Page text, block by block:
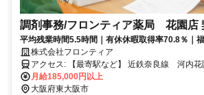
調剤事務/フロンティア薬局 花園店
平均残業時間5.5時間｜有休休暇取得率70.8％｜
株式会社フロンティア
アクセス: 【最寄駅など】 近鉄奈良線 河内
月給185,000円以上
大阪府東大阪市